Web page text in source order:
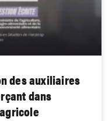
des auxiliaires
dans